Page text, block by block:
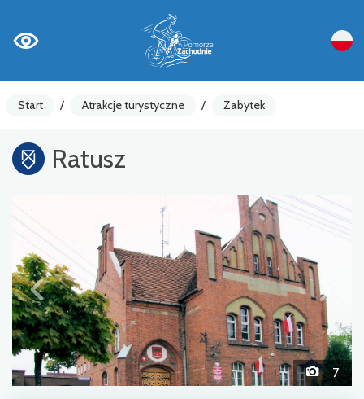
Start / Atrakcje turystyczne / Zabytek
Ratusz
7